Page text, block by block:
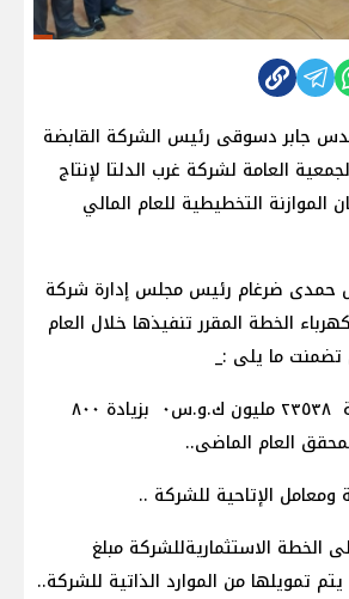
جابر دسوقى رئيس الشركة القابضة
العامة لشركة غرب الدلتا لإنتاج
الموازنة التخطيطية للعام المالي
ضرغام رئيس مجلس إدارة شركة
الخطة المقرر تنفيذها خلال العام
تضمنت ما يلى :_
الطاقة المستهدفة ٢٣٥٣٨ مليون ك.و.س٠ بزيادة ٨٠٠
العام الماضى..
الإتاحية للشركة ..
الاستثماريةللشركة مبلغ